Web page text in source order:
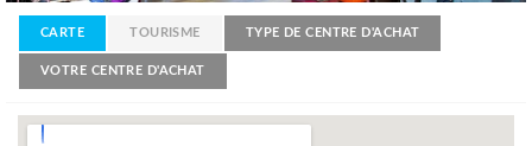
CARTE TOURISME TYPE DE CENTRE D'ACHAT
VOTRE CENTRE D'ACHAT